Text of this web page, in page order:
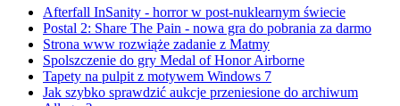
Afterfall InSanity - horror w post-nuklearnym świecie
Postal 2: Share The Pain - nowa gra do pobrania za darmo
Strona www rozwiąże zadanie z Matmy
Spolszczenie do gry Medal of Honor Airborne
Tapety na pulpit z motywem Windows 7
Jak szybko sprawdzić aukcje przeniesione do archiwum